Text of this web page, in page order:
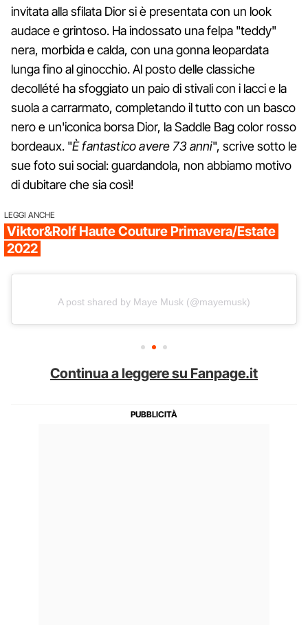
invitata alla sfilata Dior si è presentata con un look
audace e grintoso. Ha indossato una felpa "teddy"
nera, morbida e calda, con una gonna leopardata
lunga fino al ginocchio. Al posto delle classiche
decollété ha sfoggiato un paio di stivali con i lacci e la
suola a carrarmato, completando il tutto con un basco
nero e un'iconica borsa Dior, la Saddle Bag color rosso
bordeaux. "È fantastico avere 73 anni", scrive sotto le
sue foto sui social: guardandola, non abbiamo motivo
di dubitare che sia così!
LEGGI ANCHE
Viktor&Rolf Haute Couture Primavera/Estate
2022
A post shared by Maye Musk (@mayemusk)
Continua a leggere su Fanpage.it